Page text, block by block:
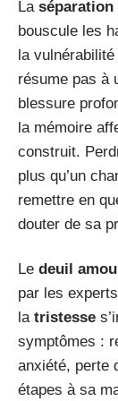
La séparation
bouscule les
la
résume pas à
blessure
la mémoire
construit.
plus qu’un
remettre en
douter de sa
Le deuil
par les
la tristesse
symptômes :
anxiété, perte
étapes à sa